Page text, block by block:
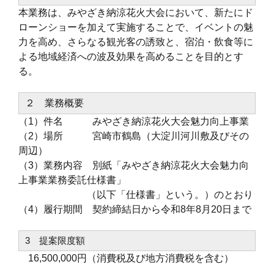
本業務は、みやざき納涼花火大会において、新たにド
ローンショーを加えて実施することで、イベントの魅
力を高め、さらなる観光客の誘致と、宿泊・飲食等に
よる地域経済への波及効果を高めることを目的とす
る。
２ 業務概要
（1）件名 みやざき納涼花火大会魅力向上事業
（2）場所 宮崎市鶴島（大淀川河川敷及びその
周辺）
（3）業務内容 別紙「みやざき納涼花火大会魅力向
上事業業務委託仕様書」
（以下「仕様書」という。）のとおり
（4）履行期間 契約締結日から令和8年8月20日まで
3 提案限度額
16,500,000円（消費税及び地方消費税を含む）